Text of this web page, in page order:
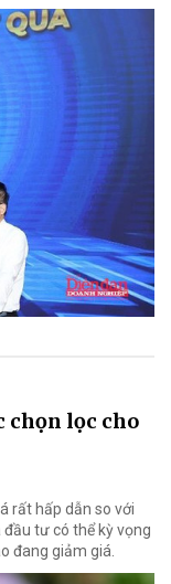
chọn lọc cho
rất hấp dẫn so với
đầu tư có thể kỳ vọng
đang giảm giá.